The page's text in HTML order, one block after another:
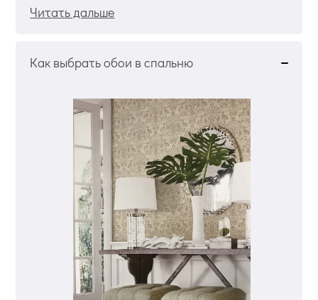
Читать дальше
Как выбрать обои в спальню